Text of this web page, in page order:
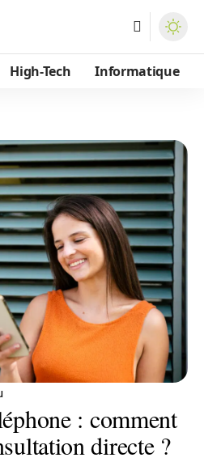
High-Tech Informatique
: comment
directe ?